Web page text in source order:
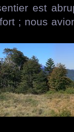
est
; nous